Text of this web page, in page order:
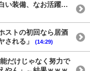
い装備、なお活躍…
ストの初回なら居酒
される」
(14:29)
だけじゃなく努力で